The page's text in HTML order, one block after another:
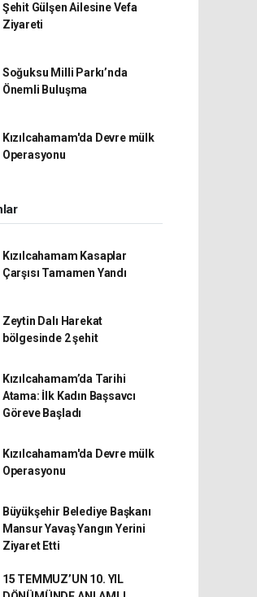
Şehit Gülşen Ailesine Vefa
Ziyareti
Soğuksu Milli Parkı’nda
Önemli Buluşma
Kızılcahamam'da Devre mülk
Operasyonu
Kızılcahamam Kasaplar
Çarşısı Tamamen Yandı
Zeytin Dalı Harekat
bölgesinde 2 şehit
Kızılcahamam’da Tarihi
Atama: İlk Kadın Başsavcı
Göreve Başladı
Kızılcahamam'da Devre mülk
Operasyonu
Büyükşehir Belediye Başkanı
Mansur Yavaş Yangın Yerini
Ziyaret Etti
15 TEMMUZ’UN 10. YIL